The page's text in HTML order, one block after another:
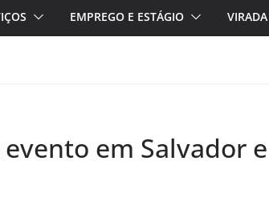
EMPREGO E ESTÁGIO
em Salvador e